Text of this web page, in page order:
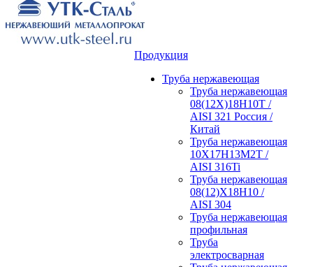
Продукция
Труба нержавеющая
Труба нержавеющая
08(12Х)18Н10Т /
AISI 321 Россия /
Китай
Труба нержавеющая
10Х17Н13М2Т /
AISI 316Ti
Труба нержавеющая
08(12)Х18Н10 /
AISI 304
Труба нержавеющая
профильная
Труба
электросварная